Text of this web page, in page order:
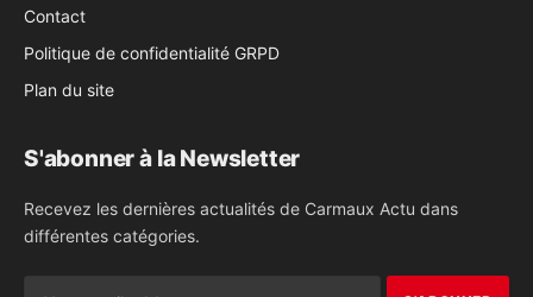
Contact
Politique de confidentialité GRPD
Plan du site
S'abonner à la Newsletter
Recevez les dernières actualités de Carmaux Actu dans
différentes catégories.